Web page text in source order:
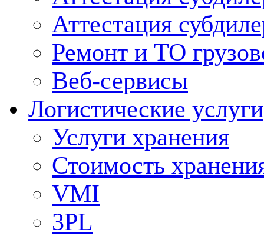
Аттестация
Ремонт и ТО
Веб-сервисы
Логистические услуги
Услуги хранения
Стоимость
VMI
3PL